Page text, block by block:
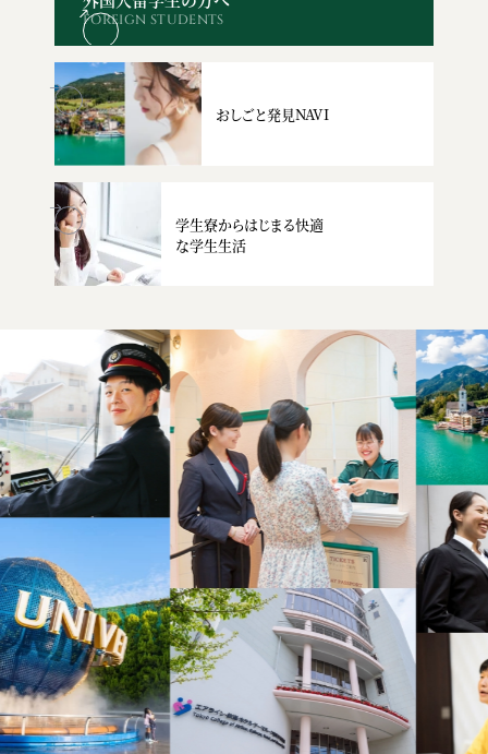
FOREIGN STUDENTS
おしごと発見NAVI
学生寮からはじまる快適
な学生生活